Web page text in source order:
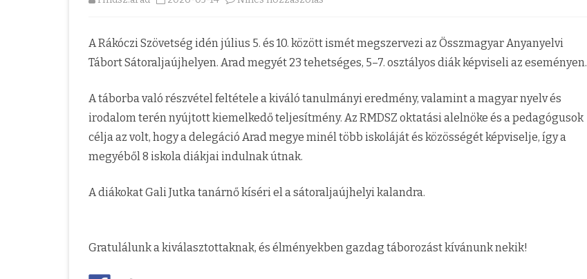
MEGYEI ALAPSZABÁLYZAT
ÜGYVEZETŐ ELNÖKSÉG
AZ AMSZ FELÜGYELETI SZERVEI
ARAD MEGYEI NŐSZERVEZET
z
Ö
s
s
m
g
A Rákóczi Szövetség idén július 5. és 10. között ismét megszervezi az Összmagyar Anyanyelvi
Tábort Sátoraljaújhelyen. Arad megyét 23 tehetséges, 5–7. osztályos diák képviseli az eseményen.
A táborba való részvétel feltétele a kiváló tanulmányi eredmény, valamint a magyar nyelv és
irodalom terén nyújtott kiemelkedő teljesítmény. Az RMDSZ oktatási alelnöke és a pedagógusok
célja az volt, hogy a delegáció Arad megye minél több iskoláját és közösségét képviselje, így a
megyéből 8 iskola diákjai indulnak útnak.
A diákokat Gali Jutka tanárnő kíséri el a sátoraljaújhelyi kalandra.
Gratulálunk a kiválasztottaknak, és élményekben gazdag táborozást kívánunk nekik!